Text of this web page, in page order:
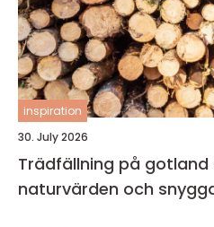
inspiration
30. July 2026
Trädfällning på gotland säkerhet,
naturvärden och